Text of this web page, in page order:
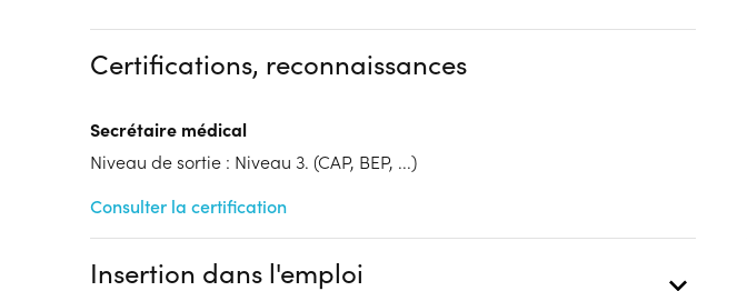
Certifications, reconnaissances
Secrétaire médical
Niveau de sortie : Niveau 3. (CAP, BEP, ...)
Consulter la certification
Insertion dans l'emploi